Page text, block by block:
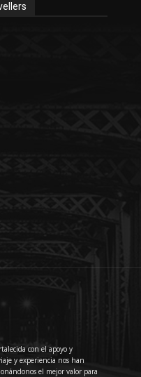
con el apoyo y
y experiencia nos han
el mejor valor para